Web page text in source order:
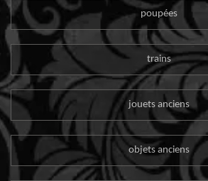
poupées
trains
jouets anciens
objets anciens